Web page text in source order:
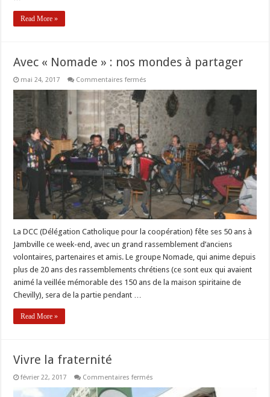
Read More »
Avec « Nomade » : nos mondes à partager
mai 24, 2017 Commentaires fermés
« Nomade »
:
nos
mondes
partager
La DCC (Délégation Catholique pour la coopération) fête ses 50 ans à
Jambville ce week-end, avec un grand rassemblement d’anciens
volontaires, partenaires et amis. Le groupe Nomade, qui anime depuis
plus de 20 ans des rassemblements chrétiens (ce sont eux qui avaient
animé la veillée mémorable des 150 ans de la maison spiritaine de
Chevilly), sera de la partie pendant …
Read More »
Vivre la fraternité
février 22, 2017 Commentaires fermés